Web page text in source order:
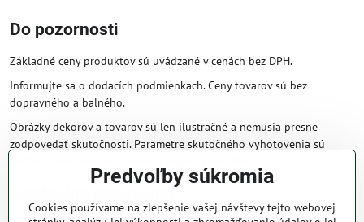
Do pozornosti
Základné ceny produktov sú uvádzané v cenách bez DPH.
Informujte sa o dodacích podmienkach. Ceny tovarov sú bez
dopravného a balného.
Obrázky dekorov a tovarov sú len ilustračné a nemusia presne
zodpovedať skutočnosti. Parametre skutočného vyhotovenia sú
Obchodné podmienky
Predvoľby súkromia
Cookies používame na zlepšenie vašej návštevy tejto webovej